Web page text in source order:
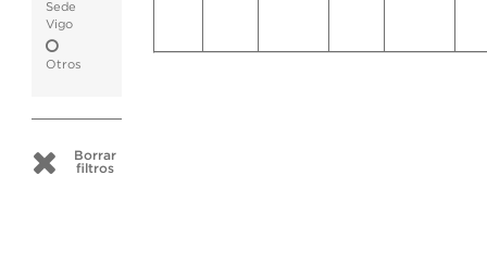
Sede
Vigo
Otros
Borrar
filtros